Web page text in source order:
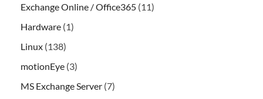
Exchange Online / Office365 (11)
Hardware (1)
Linux (138)
motionEye (3)
MS Exchange Server (7)